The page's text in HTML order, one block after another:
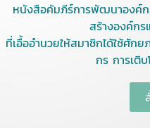
หนังสือคัมภีร์การพัฒนาองค์
สร้างองค์กร
ที่เอื้ออำนวยให้สมาชิกได้ใช้ศัก
กร การเติ